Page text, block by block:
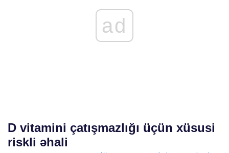
ad
D vitamini çatışmazlığı üçün xüsusi
riskli əhali